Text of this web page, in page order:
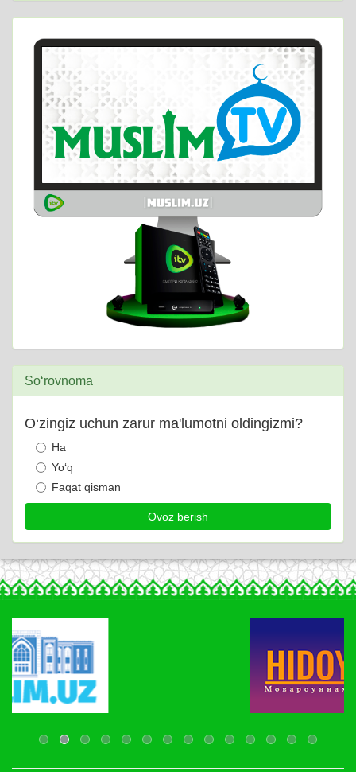
So‘rovnoma
O‘zingiz uchun zarur ma'lumotni oldingizmi?
Ha
Yo‘q
Faqat qisman